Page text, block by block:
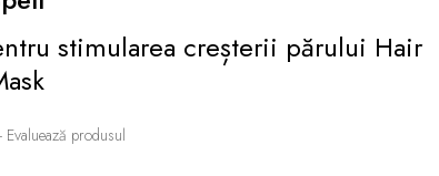
stimularea creșterii părului Hair
- Evaluează produsul